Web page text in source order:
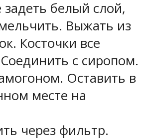
белый слой,
Выжать из
Косточки все
с сиропом.
Оставить в
месте на
через фильтр.